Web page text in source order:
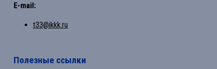
E-mail:
t33@ikkk.ru
Полезные ссылки